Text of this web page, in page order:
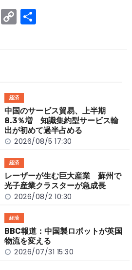
W
e
C
o
n
k
経済
中国のサービス貿易、上半期
8.3％増 知識集約型サービス輸
出が初めて過半占める
2026/08/5 17:30
経済
レーザーが生む巨大産業 蘇州で
光子産業クラスターが急成長
2026/08/2 10:30
経済
BBC報道：中国製ロボットが英国
物流を変える
2026/07/31 15:30